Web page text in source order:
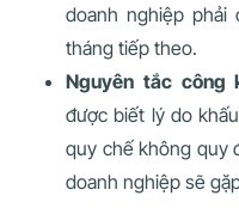
doanh nghiệp phải
tháng tiếp theo.
Nguyên tắc công
được biết lý do
quy chế không quy
doanh nghiệp sẽ